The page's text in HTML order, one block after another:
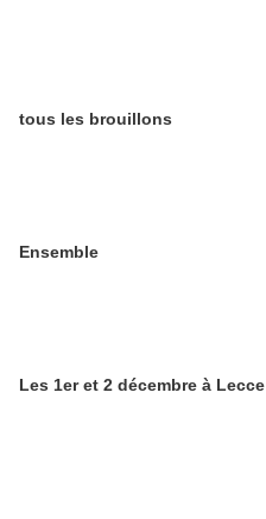
tous les brouillons
Ensemble
Les 1er et 2 décembre à Lecce